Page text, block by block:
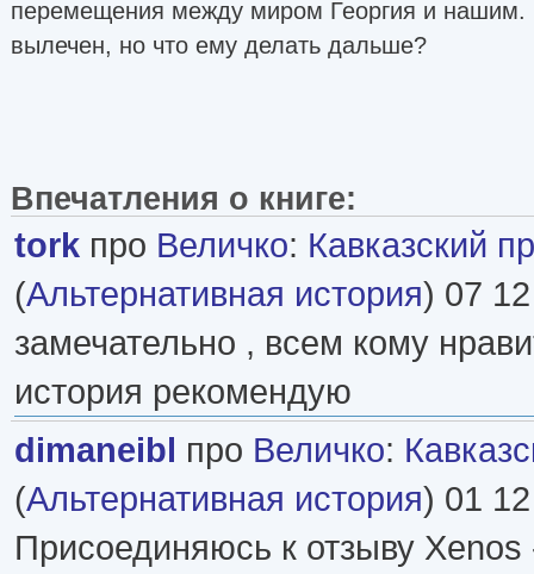
перемещения между миром Георгия и нашим.
вылечен, но что ему делать дальше?
Впечатления о книге:
tork про Величко: Кавказский
(Альтернативная история) 07 12
замечательно , всем кому
история рекомендую
dimaneibl про Величко:
(Альтернативная история) 01 12
Присоединяюсь к отзыву Xenos